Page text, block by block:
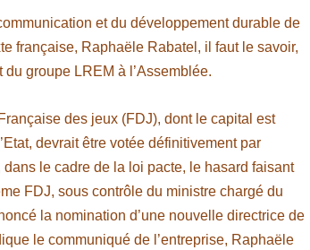
et du développement durable de
française, Raphaële Rabatel, il faut le savoir,
groupe LREM à l’Assemblée.
des jeux (FDJ), dont le capital est
devrait être votée définitivement par
dans le cadre de la loi pacte, le hasard faisant
FDJ, sous contrôle du ministre chargé du
la nomination d’une nouvelle directrice de
le communiqué de l’entreprise, Raphaële